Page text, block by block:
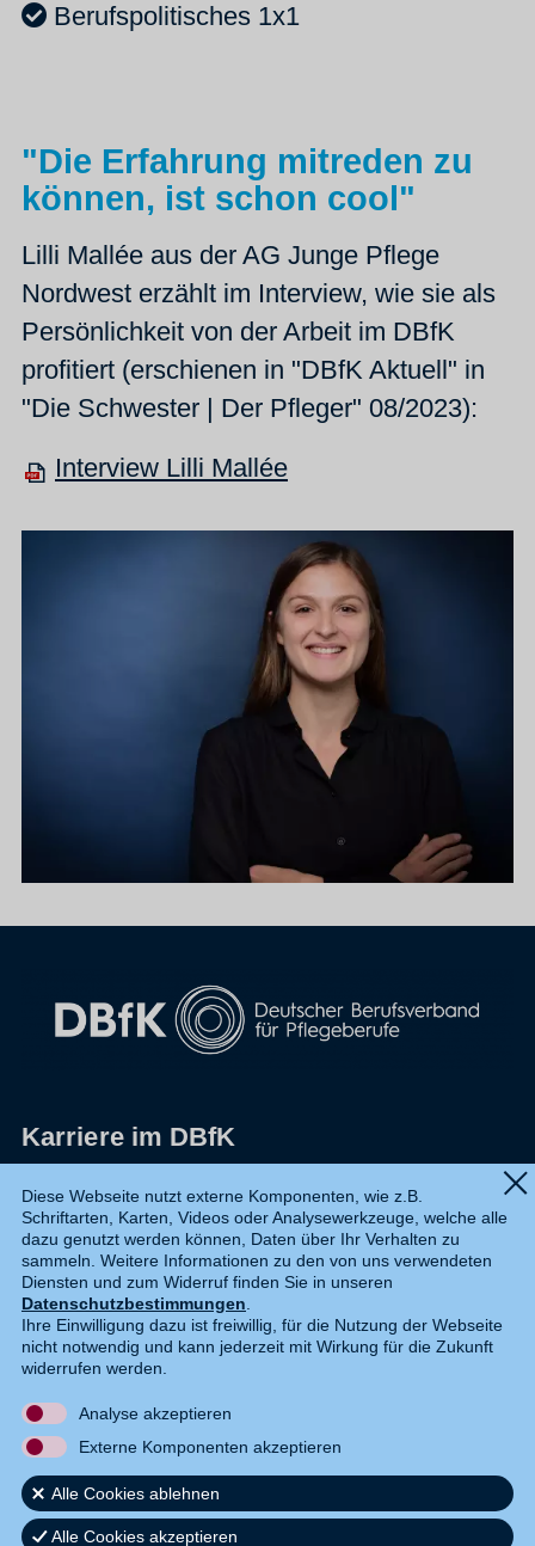
Berufspolitisches 1x1
"Die Erfahrung mitreden zu
können, ist schon cool"
Lilli Mallée aus der AG Junge Pflege
Nordwest erzählt im Interview, wie sie als
Persönlichkeit von der Arbeit im DBfK
profitiert (erschienen in "DBfK Aktuell" in
"Die Schwester | Der Pfleger" 08/2023):
Interview Lilli Mallée
Karriere im DBfK
Datenschutz
Shop
Widerruf
Kontakt
DE EN
Diese Webseite nutzt externe Komponenten, wie z.B.
Schriftarten, Karten, Videos oder Analysewerkzeuge, welche alle
dazu genutzt werden können, Daten über Ihr Verhalten zu
sammeln. Weitere Informationen zu den von uns verwendeten
Diensten und zum Widerruf finden Sie in unseren
Datenschutzbestimmungen.
Ihre Einwilligung dazu ist freiwillig, für die Nutzung der Webseite
nicht notwendig und kann jederzeit mit Wirkung für die Zukunft
widerrufen werden.
Analyse akzeptieren
Externe Komponenten akzeptieren
Alle Cookies ablehnen
Alle Cookies akzeptieren